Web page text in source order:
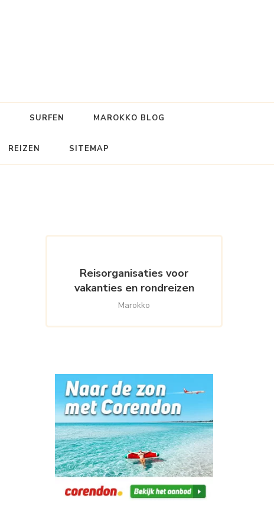
SURFEN MAROKKO BLOG
REIZEN SITEMAP
Reisorganisaties voor
vakanties en rondreizen
Marokko